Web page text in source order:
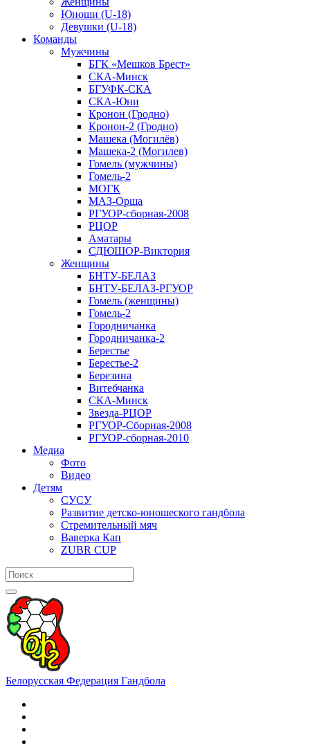
Юноши (U-18)
Девушки (U-18)
Команды
Мужчины
БГК «Мешков Брест»
СКА-Минск
БГУФК-СКА
СКА-Юни
Кронон (Гродно)
Кронон-2 (Гродно)
Машека (Могилёв)
Машека-2 (Могилев)
Гомель (мужчины)
Гомель-2
МОГК
МАЗ-Орша
РГУОР-сборная-2008
РЦОР
Аматары
СДЮШОР-Виктория
Женщины
БНТУ-БЕЛАЗ
БНТУ-БЕЛАЗ-РГУОР
Гомель (женщины)
Гомель-2
Городничанка
Городничанка-2
Берестье
Берестье-2
Березина
Витебчанка
СКА-Минск
Звезда-РЦОР
РГУОР-Сборная-2008
РГУОР-сборная-2010
Медиа
Фото
Видео
Детям
СУСУ
Развитие детско-юношеского гандбола
Стремительный мяч
Ваверка Кап
ZUBR CUP
Белорусская Федерация Гандбола